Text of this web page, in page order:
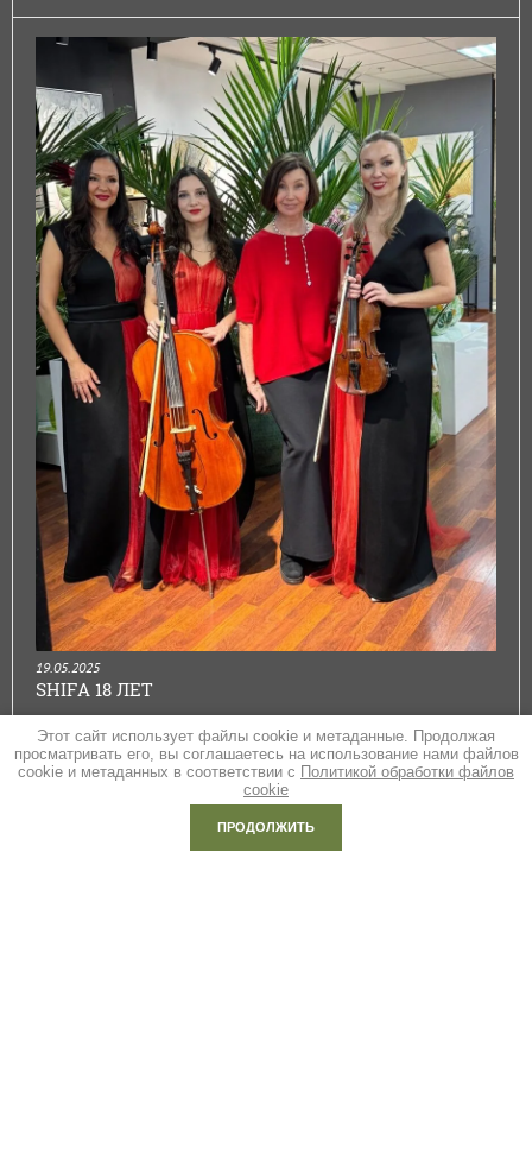
19.05.2025
SHIFA 18 ЛЕТ
Горячая линия:
+ 7 (904) 714 40 08
Адрес розничного магазина:
Этот сайт использует файлы cookie и метаданные. Продолжая
просматривать его, вы соглашаетесь на использование нами файлов
cookie и метаданных в соответствии с Политикой обработки файлов
cookie
ПРОДОЛЖИТЬ